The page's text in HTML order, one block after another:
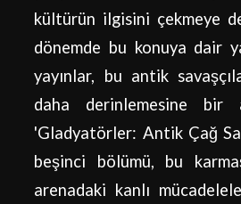
kültürün ilgisini çekmeye
dönemde bu konuya dair
yayınlar, bu antik
daha derinlemesine bir
'Gladyatörler: Antik Çağ
beşinci bölümü, bu
arenadaki kanlı